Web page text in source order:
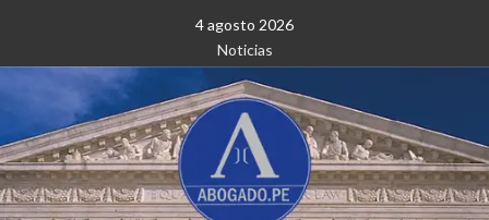
contenido
4 agosto 2026
Noticias